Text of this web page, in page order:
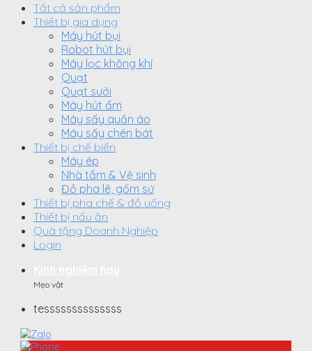
Tất cả sản phẩm
Thiết bị gia dụng
Máy hút bụi
Robot hút bụi
Máy lọc không khí
Quạt
Quạt sưởi
Máy hút ẩm
Máy sấy quần áo
Máy sấy chén bát
Thiết bị chế biến
Máy ép
Nhà tắm & Vệ sinh
Đồ pha lê, gốm sứ
Thiết bị pha chế & đồ uống
Thiết bị nấu ăn
Quà tặng Doanh Nghiệp
Login
Mẹo vặt
tessssssssssssss